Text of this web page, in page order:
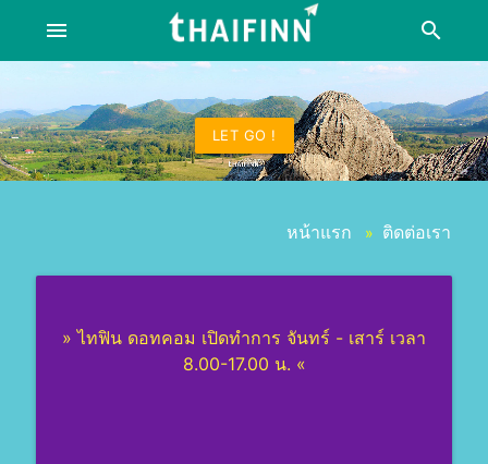
menu search
LET GO !
หน้าแรก » ติดต่อเรา
» ไทฟิน ดอทคอม เปิดทำการ จันทร์ - เสาร์ เวลา
8.00-17.00 น. «